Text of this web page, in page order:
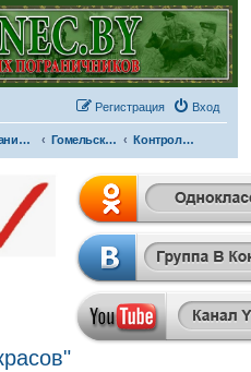
Вход
Регистрация
Пограничные отряды и части Гомельская пограничная группа Контрольный пост "Некрасов"